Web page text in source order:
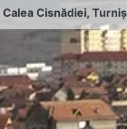
Calea Cisnădiei,